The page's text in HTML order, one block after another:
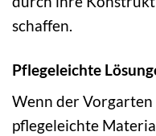
schaffen.
Pflegeleichte
Wenn der
pflegeleichte